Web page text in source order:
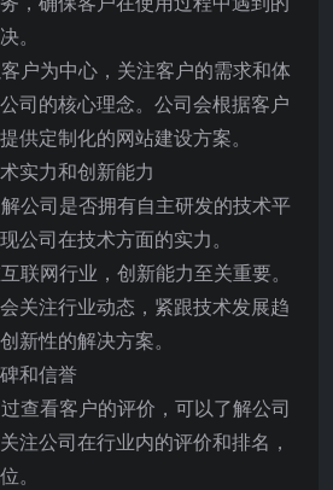
。
户为中心，关注客户的需求和体
司的核心理念。公司会根据客户
供定制化的网站建设方案。
实力和创新能力
公司是否拥有自主研发的技术平
公司在技术方面的实力。
联网行业，创新能力至关重要。
关注行业动态，紧跟技术发展趋
新性的解决方案。
和信誉
查看客户的评价，可以了解公司
注公司在行业内的评价和排名，
。